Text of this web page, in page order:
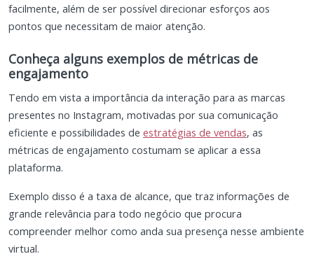
facilmente, além de ser possível direcionar esforços aos
pontos que necessitam de maior atenção.
Conheça alguns exemplos de métricas de
engajamento
Tendo em vista a importância da interação para as marcas
presentes no Instagram, motivadas por sua comunicação
eficiente e possibilidades de estratégias de vendas, as
métricas de engajamento costumam se aplicar a essa
plataforma.
Exemplo disso é a taxa de alcance, que traz informações de
grande relevância para todo negócio que procura
compreender melhor como anda sua presença nesse ambiente
virtual.